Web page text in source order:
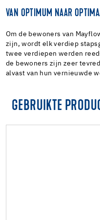
VAN OPTIMUM NAAR
Om de bewoners van
zijn, wordt elk verdiep
twee verdiepen werden
de bewoners zijn zeer
alvast van hun vernieuwde
GEBRUIKTE